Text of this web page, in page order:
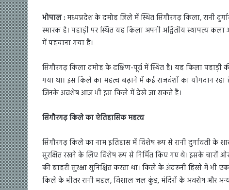
भोपाल :मध्यप्रदेश के दमोह जिले में स्थित सिंगौरगढ़ किला, रानी
स्मारक है। पहाड़ी पर स्थित यह किला अपनी अद्वितीय स्थापत्य
में पहचाना गया है।
सिंगौरगढ़ किला दमोह के दक्षिण-पूर्व में स्थित है। यह किला पहाड़ी
गया था। इस किले का महत्व बढ़ाने में कई राजवंशों का योगदान
जिनके अवशेष आज भी इस किले में देखे जा सकते हैं।
सिंगौरगढ़ किले का ऐतिहासिक महत्व
सिंगौरगढ़ किले का नाम इतिहास में विशेष रूप से रानी दुर्गावती
सुरक्षित रखने के लिए विशेष रूप से निर्मित किए गए थे। इसके
की बाहरी सुरक्षा सुनिश्चित करता था। किले के अंदरूनी हिस्से में
किले के भीतर रानी महल, विशाल जल कुंड, मंदिरों के अवशेष और